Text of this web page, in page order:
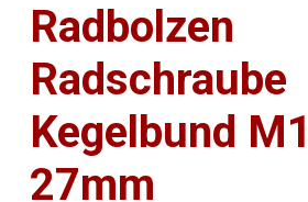
Radbolzen
Radschraube
Kegelbund
27mm